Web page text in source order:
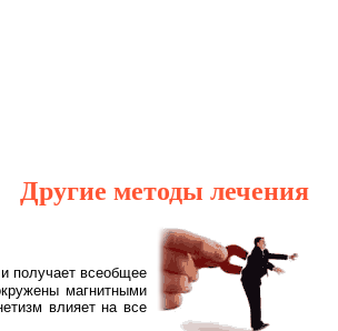
Другие методы лечения
получает всеобщее
магнитными
влияет на все